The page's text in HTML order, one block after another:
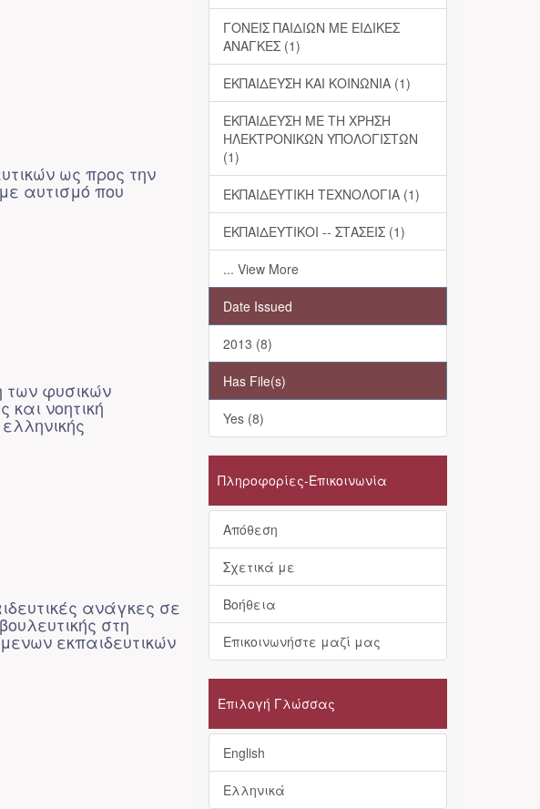
ως προς την
αυτισμό που
των φυσικών
νοητική
ανάγκες σε
στη
εκπαιδευτικών
ΓΟΝΕΙΣ ΠΑΙΔΙΩΝ ΜΕ ΕΙΔΙΚΕΣ
ΑΝΑΓΚΕΣ (1)
ΕΚΠΑΙΔΕΥΣΗ ΚΑΙ ΚΟΙΝΩΝΙΑ (1)
ΕΚΠΑΙΔΕΥΣΗ ΜΕ ΤΗ ΧΡΗΣΗ
ΗΛΕΚΤΡΟΝΙΚΩΝ ΥΠΟΛΟΓΙΣΤΩΝ
(1)
ΕΚΠΑΙΔΕΥΤΙΚΗ ΤΕΧΝΟΛΟΓΙΑ (1)
ΕΚΠΑΙΔΕΥΤΙΚΟΙ -- ΣΤΑΣΕΙΣ (1)
... View More
Date Issued
2013 (8)
Has File(s)
Yes (8)
Πληροφορίες-Επικοινωνία
Απόθεση
Σχετικά με
Βοήθεια
Επικοινωνήστε μαζί μας
Επιλογή Γλώσσας
English
Ελληνικά